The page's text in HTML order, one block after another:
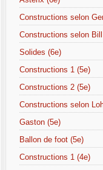
Constructions selon
Constructions selon
Solides (6e)
Constructions 1 (5e)
Constructions 2 (5e)
Constructions selon
Gaston (5e)
Ballon de foot (5e)
Constructions 1 (4e)